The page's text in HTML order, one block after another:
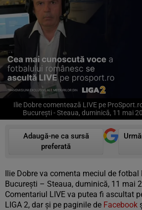
Ilie Dobre comentează LIVE pe
București - Steaua, duminică, 11 mai
Adaugă-ne ca sursă
preferată
Ilie Dobre va comenta meciul de
București – Steaua, duminică, 11 mai
Comentariul LIVE va putea fi ascultat
LIGA 2, dar și pe paginile de Facebook